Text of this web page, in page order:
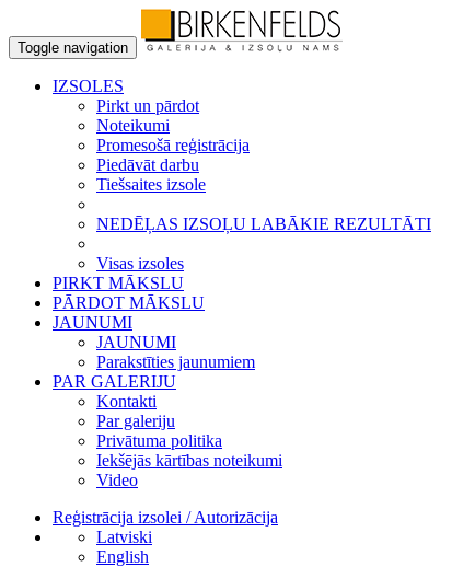
Toggle navigation
IZSOLES
Pirkt un pārdot
Noteikumi
Promesošā reģistrācija
Piedāvāt darbu
Tiešsaites izsole
NEDĒĻAS IZSOĻU LABĀKIE REZULTĀTI
Visas izsoles
PIRKT MĀKSLU
PĀRDOT MĀKSLU
JAUNUMI
JAUNUMI
Parakstīties jaunumiem
PAR GALERIJU
Kontakti
Par galeriju
Privātuma politika
Iekšējās kārtības noteikumi
Video
Reģistrācija izsolei / Autorizācija
Latviski
English